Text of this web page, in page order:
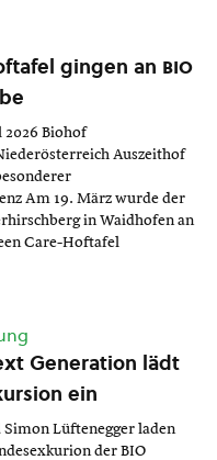
gingen an bio
2026 Biohof
Auszeithof
Am 19. März wurde der
in Waidhofen an
Care-Hoftafel
Generation lädt
ein
Lüftenegger laden
der BIO